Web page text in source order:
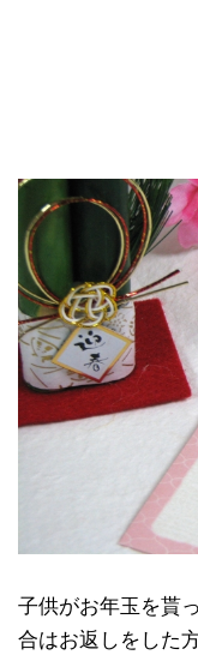
子供がお年玉を貰
合はお返しをした